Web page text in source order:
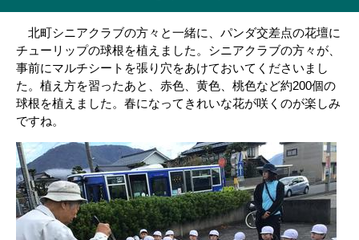
北町シニアクラブの方々と一緒に、パンダ交差点の花壇に
チューリップの球根を植えました。シニアクラブの方々が、
事前にマルチシートを張り穴をあけておいてくださいまし
た。植え方を習ったあと、赤色、黄色、桃色など約200個の
球根を植えました。春になってきれいな花が咲くのが楽しみ
ですね。